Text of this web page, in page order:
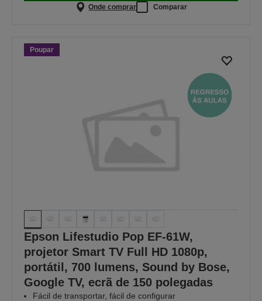
Onde comprar Comparar
Poupar
Epson Lifestudio Pop EF-61W,
projetor Smart TV Full HD 1080p,
portátil, 700 lumens, Sound by Bose,
Google TV, ecrã de 150 polegadas
Fácil de transportar, fácil de configurar